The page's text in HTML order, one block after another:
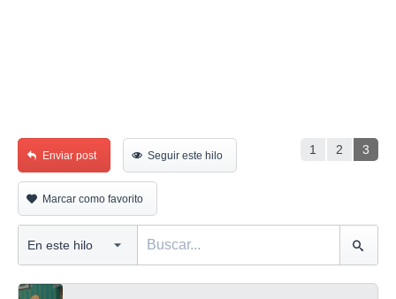
1 2 3
Enviar post Seguir este hilo
Marcar como favorito